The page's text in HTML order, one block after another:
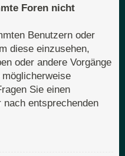
Foren nicht
Benutzern oder
diese einzusehen,
oder andere Vorgänge
Sie einen
nach entsprechenden